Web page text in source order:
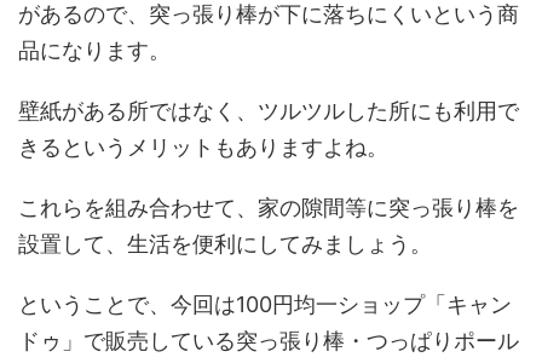
があるので、突っ張り棒が下に落ちにくいという商
品になります。
壁紙がある所ではなく、ツルツルした所にも利用で
きるというメリットもありますよね。
これらを組み合わせて、家の隙間等に突っ張り棒を
設置して、生活を便利にしてみましょう。
ということで、今回は100円均一ショップ「キャン
ドゥ」で販売している突っ張り棒・つっぱりポール